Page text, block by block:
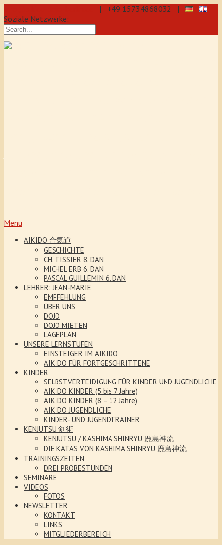
| +49 15734868032 |
Soziale Netzwerke:
Menu
AIKIDO 合気道
GESCHICHTE
CH. TISSIER 8. DAN
MICHEL ERB 6. DAN
PASCAL GUILLEMIN 6. DAN
LEHRER: JEAN-MARIE
EMPFEHLUNG
ÜBER UNS
DOJO
DOJO MIETEN
LAGEPLAN
UNSERE LERNSTUFEN
EINSTEIGER IM AIKIDO
AIKIDO FÜR FORTGESCHRITTENE
KINDER
SELBSTVERTEIDIGUNG FÜR KINDER UND JUGENDLICHE
AIKIDO KINDER (5 bis 7 Jahre)
AIKIDO KINDER (8 – 12 Jahre)
AIKIDO JUGENDLICHE
KINDER- UND JUGENDTRAINER
KENJUTSU 剣術
KENJUTSU / KASHIMA SHINRYU 鹿島神流
DIE KATAS VON KASHIMA SHINRYU 鹿島神流
TRAININGSZEITEN
DREI PROBESTUNDEN
SEMINARE
VIDEOS
FOTOS
NEWSLETTER
KONTAKT
LINKS
MITGLIEDERBEREICH